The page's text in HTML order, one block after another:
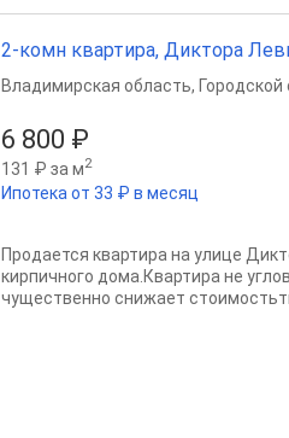
2-комн квартира, Диктора
6 800 ₽
131 ₽ за м2
Ипотека от 33 ₽ в месяц
Владимирская область,
Продается квартира на улице
кирпичного дома.Квартира не
чущественно снижает